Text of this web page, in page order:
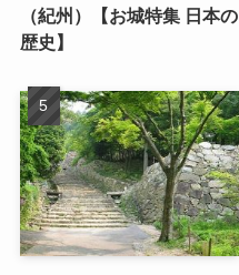
（紀州）【お城特集 日本の
歴史】